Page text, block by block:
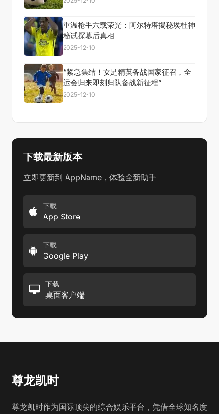
重温枪手六载荣光：阿尔特塔揭秘埃杜神
秘试探幕后真相
2025-12-10
“紧急集结！女足精英备战国家征召，全
运会归来即刻归队备战新征程”
2025-12-10
下载最新版本
立即更新到 AppName，体验全新助手
下载
App Store
下载
Google Play
下载
桌面客户端
尊龙凯时
尊龙凯时作为国际顶尖的综合娱乐平台，凭借全球知名度